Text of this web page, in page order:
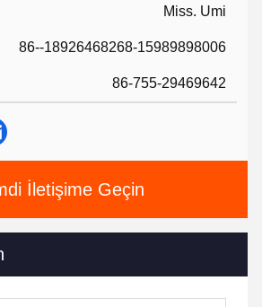
Miss. Umi
86--18926468268-15989898006
86-755-29469642
İletişime Geçin